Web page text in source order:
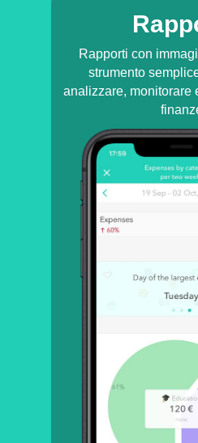
Rapporti con
strumento
analizzare, monitorare